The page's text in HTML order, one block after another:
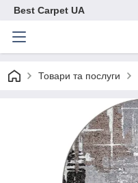
Best Carpet UA
Товари та послуги